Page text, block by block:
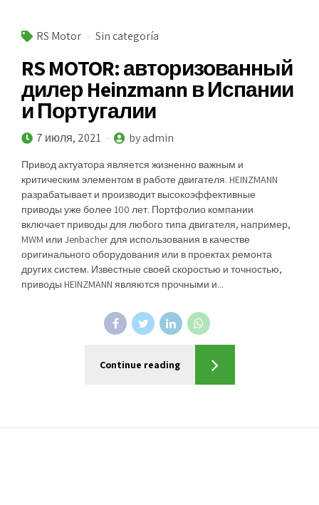
RS Motor Sin categoría
RS MOTOR: авторизованный
дилер Heinzmann в Испании
и Португалии
7 июля, 2021 by admin
Привод актуатора является жизненно важным и
критическим элементом в работе двигателя. HEINZMANN
разрабатывает и производит высокоэффективные
приводы уже более 100 лет. Портфолио компании
включает приводы для любого типа двигателя, например,
MWM или Jenbacher для использования в качестве
оригинального оборудования или в проектах ремонта
других систем. Известные своей скоростью и точностью,
приводы HEINZMANN являются прочными и...
Continue reading